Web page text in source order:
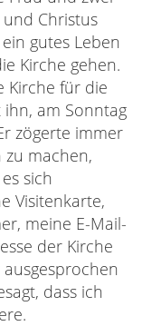
Christus
gutes Leben
Kirche gehen.
Kirche für die
am Sonntag
zögerte immer
zu machen,
sich
Visitenkarte,
meine E-Mail-
der Kirche
dass ich